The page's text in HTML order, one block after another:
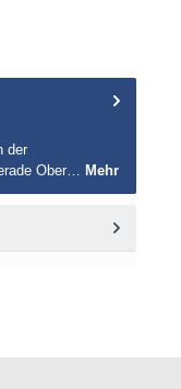
der
Ober… Mehr